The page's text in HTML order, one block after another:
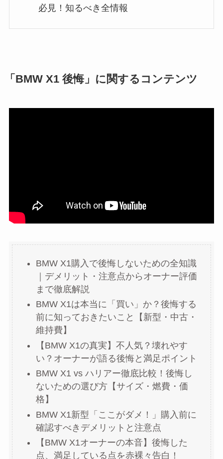
必見！知るべき全情報
「BMW X1 後悔」に関するコンテンツ
BMW X1購入で後悔しないための全知識
｜デメリット・注意点からオーナー評価
まで徹底解説
BMW X1は本当に「買い」か？後悔する
前に知っておきたいこと【新型・中古・
維持費】
【BMW X1の真実】不人気？壊れやす
い？オーナーが語る後悔と満足ポイント
BMW X1 vs ハリアー徹底比較！後悔し
ないための選び方【サイズ・燃費・価
格】
BMW X1新型「ここがダメ！」購入前に
確認すべきデメリットと注意点
【BMW X1オーナーの本音】後悔した
点、満足している点を赤裸々告白！